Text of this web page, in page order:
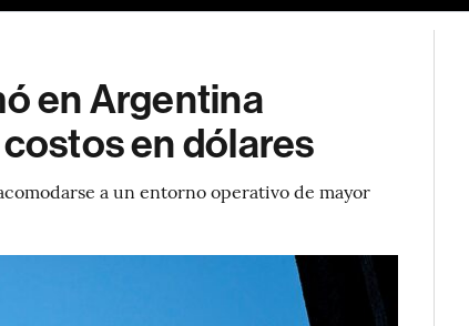
en Argentina
en dólares
a un entorno operativo de mayor